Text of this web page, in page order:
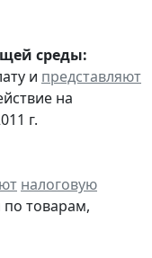
среды:
и представляют
на
г.
налоговую
по товарам,